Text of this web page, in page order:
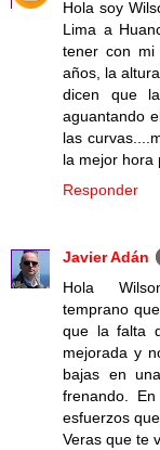
Hola soy
Lima a
tener con
años, la
dicen que
aguantando
las
la mejor hora
Responder
Javier Adán
Hola
temprano
que la falta
mejorada y
bajas en
frenando.
esfuerzos
Veras que te